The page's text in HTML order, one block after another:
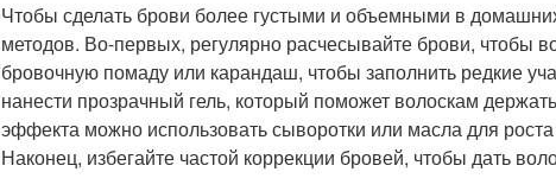
Чтобы сделать брови более густыми и объемными в
методов. Во-первых, регулярно расчесывайте брови, чтобы
бровочную помаду или карандаш, чтобы заполнить редкие
нанести прозрачный гель, который поможет волоскам
эффекта можно использовать сыворотки или масла для
Наконец, избегайте частой коррекции бровей, чтобы дать